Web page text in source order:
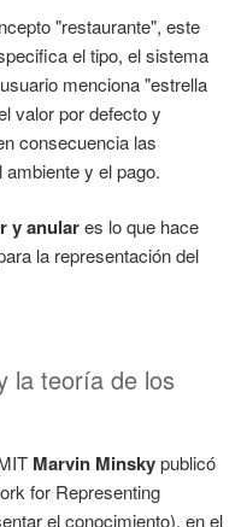
"restaurante", este
el tipo, el sistema
menciona "estrella
valor por defecto y
consecuencia las
y el pago.
y anulares lo que hace
la representación del
la teoría de los
Marvin Minskypublicó
for Representing
el conocimiento), en el